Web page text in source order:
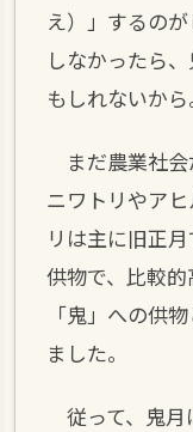
え）」するの
しなかったら
もしれないから
まだ農業社会
ニワトリやア
リは主に旧正
供物で、比較的
「鬼」への供
ました。
従って、鬼月